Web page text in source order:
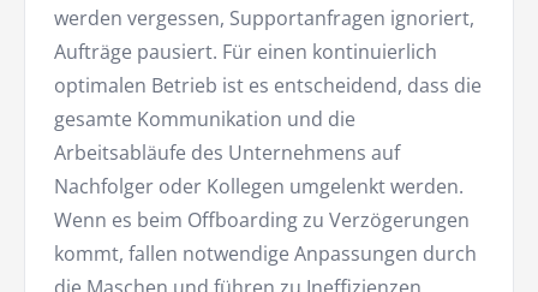
werden vergessen, Supportanfragen ignoriert,
Aufträge pausiert. Für einen kontinuierlich
optimalen Betrieb ist es entscheidend, dass die
gesamte Kommunikation und die
Arbeitsabläufe des Unternehmens auf
Nachfolger oder Kollegen umgelenkt werden.
Wenn es beim Offboarding zu Verzögerungen
kommt, fallen notwendige Anpassungen durch